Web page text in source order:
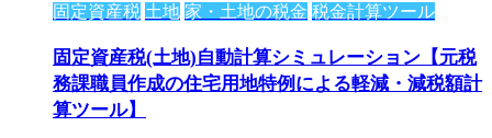
固定資産税 土地 家・土地の税金 税金計算ツール
固定資産税(土地)自動計算シミュレーション【元税
務課職員作成の住宅用地特例による軽減・減税額計
算ツール】